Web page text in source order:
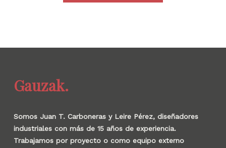
Gauzak.
Somos Juan T. Carboneras y Leire Pérez, diseñadores
industriales con más de 15 años de experiencia.
Trabajamos por proyecto o como equipo externo